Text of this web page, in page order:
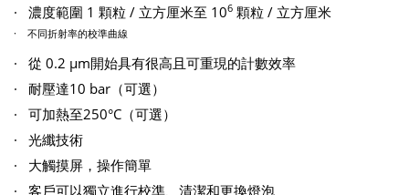
· 濃度範圍 1 顆粒 / 立方厘米至 106 顆粒 / 立方厘米
· 不同折射率的校準曲線
· 從 0.2 μm開始具有很高且可重現的計數效率
· 耐壓達10 bar（可選）
· 可加熱至250°C（可選）
· 光纖技術
· 大觸摸屏，操作簡單
· 客戶可以獨立進行校準、清潔和更換燈泡